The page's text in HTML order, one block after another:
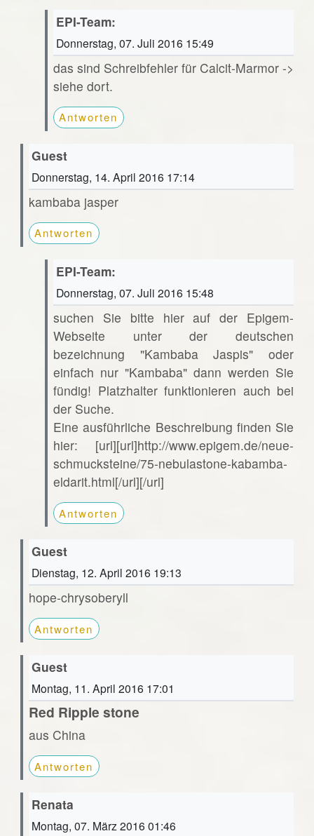
EPI-Team:
Donnerstag, 07. Juli 2016 15:49
das sind Schreibfehler für Calcit-Marmor ->
siehe dort.
Antworten
Guest
Donnerstag, 14. April 2016 17:14
kambaba jasper
Antworten
EPI-Team:
Donnerstag, 07. Juli 2016 15:48
suchen Sie bitte hier auf der Epigem-
Webseite unter der deutschen
bezeichnung "Kambaba Jaspis" oder
einfach nur "Kambaba" dann werden Sie
fündig! Platzhalter funktionieren auch bei
der Suche.
Eine ausführliche Beschreibung finden Sie
hier: [url][url]http://www.epigem.de/neue-
schmucksteine/75-nebulastone-kabamba-
eldarit.html[/url][/url]
Antworten
Guest
Dienstag, 12. April 2016 19:13
hope-chrysoberyll
Antworten
Guest
Montag, 11. April 2016 17:01
Red Ripple stone
aus China
Antworten
Renata
Montag, 07. März 2016 01:46